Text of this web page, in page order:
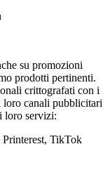
su promozioni
prodotti pertinenti.
crittografati con i
loro canali pubblicitari
loro servizi:
TikTok